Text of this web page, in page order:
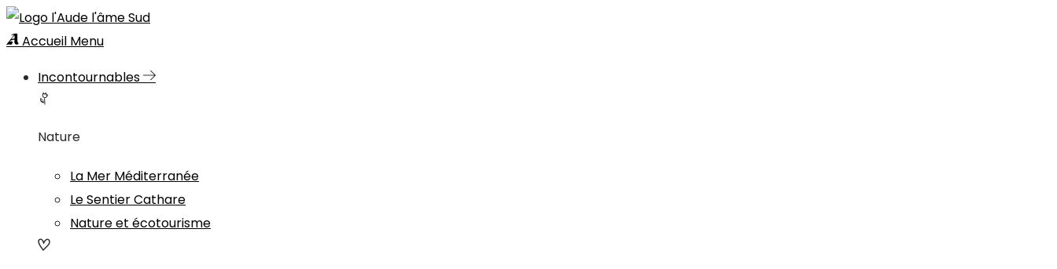
Accueil Menu
Incontournables
Nature
La Mer Méditerranée
Le Sentier Cathare
Nature et écotourisme